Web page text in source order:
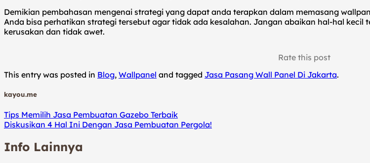
Demikian pembahasan mengenai strategi yang dapat anda terapkan dalam memasang
Anda bisa perhatikan strategi tersebut agar tidak ada kesalahan. Jangan abaikan hal-hal kecil
kerusakan dan tidak awet.
Rate this post
This entry was posted in Blog, Wallpanel and tagged Jasa Pasang Wall Panel Di Jakarta.
kayou.me
Tips Memilih Jasa Pembuatan Gazebo Terbaik
Diskusikan 4 Hal Ini Dengan Jasa Pembuatan Pergola!
Info Lainnya